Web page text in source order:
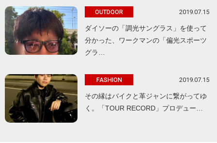
OUTDOOR 2019.07.15
ダイソーの「調光サングラス」を使って
分かった、ワークマンの「偏光スポーツ
グラ…
FASHION 2019.07.15
その縁はバイクと革ジャンに繋がってゆ
く。「TOUR RECORD」プロデュー…